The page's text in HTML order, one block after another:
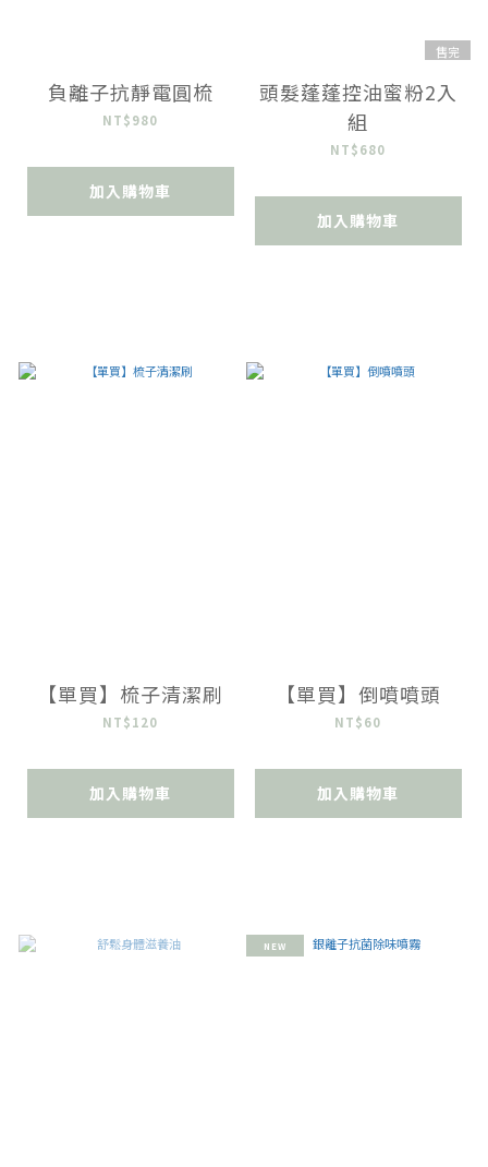
負離子抗靜電圓梳
NT$980
加入購物車
售完
頭髮蓬蓬控油蜜粉2入
組
NT$680
加入購物車
【單買】梳子清潔刷
NT$120
加入購物車
【單買】倒噴噴頭
NT$60
加入購物車
NEW